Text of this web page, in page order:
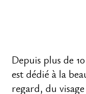
Depuis plus de
est dédié à la
regard, du